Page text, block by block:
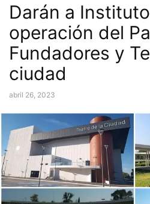
Darán a
operación del
Fundadores y
ciudad
abril 26, 2023